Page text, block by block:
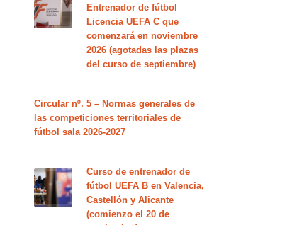
Entrenador de fútbol
Licencia UEFA C que
comenzará en noviembre
2026 (agotadas las plazas
del curso de septiembre)
Circular nº. 5 – Normas generales de
las competiciones territoriales de
fútbol sala 2026-2027
Curso de entrenador de
fútbol UEFA B en Valencia,
Castellón y Alicante
(comienzo el 20 de